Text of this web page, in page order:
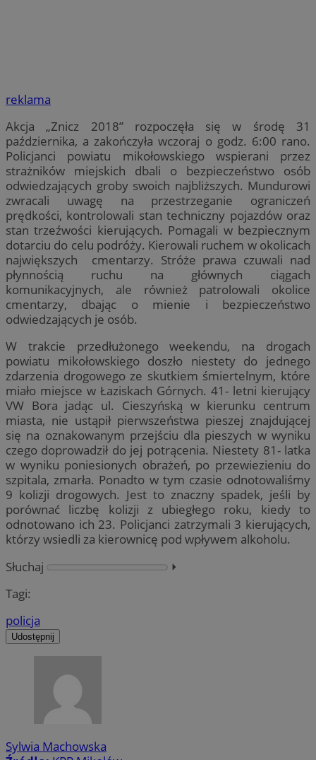
reklama
Akcja „Znicz 2018” rozpoczęła się w środę 31
października, a zakończyła wczoraj o godz. 6:00 rano.
Policjanci powiatu mikołowskiego wspierani przez
strażników miejskich dbali o bezpieczeństwo osób
odwiedzających groby swoich najbliższych. Mundurowi
zwracali uwagę na przestrzeganie ograniczeń
prędkości, kontrolowali stan techniczny pojazdów oraz
stan trzeźwości kierujących. Pomagali w bezpiecznym
dotarciu do celu podróży. Kierowali ruchem w okolicach
największych cmentarzy. Stróże prawa czuwali nad
płynnością ruchu na głównych ciągach
komunikacyjnych, ale również patrolowali okolice
cmentarzy, dbając o mienie i bezpieczeństwo
odwiedzających je osób.
W trakcie przedłużonego weekendu, na drogach
powiatu mikołowskiego doszło niestety do jednego
zdarzenia drogowego ze skutkiem śmiertelnym, które
miało miejsce w Łaziskach Górnych. 41- letni kierujący
VW Bora jadąc ul. Cieszyńską w kierunku centrum
miasta, nie ustąpił pierwszeństwa pieszej znajdującej
się na oznakowanym przejściu dla pieszych w wyniku
czego doprowadził do jej potrącenia. Niestety 81- latka
w wyniku poniesionych obrażeń, po przewiezieniu do
szpitala, zmarła. Ponadto w tym czasie odnotowaliśmy
9 kolizji drogowych. Jest to znaczny spadek, jeśli by
porównać liczbę kolizji z ubiegłego roku, kiedy to
odnotowano ich 23. Policjanci zatrzymali 3 kierujących,
którzy wsiedli za kierownicę pod wpływem alkoholu.
Słuchaj
⏵︎
Tagi:
policja
Udostępnij
Sylwia Machowska